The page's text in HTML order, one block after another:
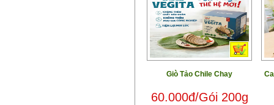
Giò Tảo Chile Chay
60.000đ/Gói 200g